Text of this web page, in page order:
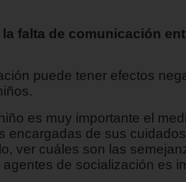
falta de comunicación
puede tener efectos
es muy importante el
encargadas de sus
ver cuáles son las
de socialización es